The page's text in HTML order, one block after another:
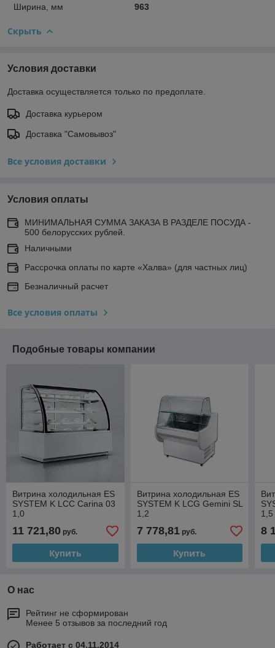
Ширина, мм 963
Скрыть
Условия доставки
Доставка осуществляется только по предоплате.
Доставка курьером
Доставка "Самовывоз"
Все условия доставки
Условия оплаты
МИНИМАЛЬНАЯ СУММА ЗАКАЗА В РАЗДЕЛЕ ПОСУДА -
500 белорусских рублей.
Наличными
Рассрочка оплаты по карте «Халва» (для частных лиц)
Безналичный расчет
Все условия оплаты
Подобные товары компании
Витрина холодильная ES
SYSTEM K LCC Carina 03
1,0
11 721,80 руб.
Купить
Витрина холодильная ES
SYSTEM K LCG Gemini SL
1,2
7 778,81руб.
Купить
1,5
8
О нас
Рейтинг не сформирован
Менее 5 отзывов за последний год
Работает с 04.11.2014